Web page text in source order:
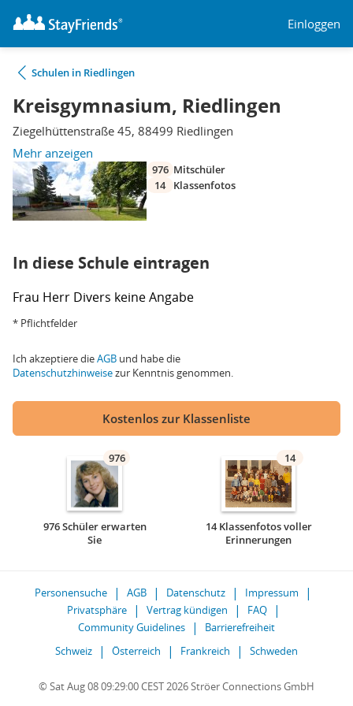
Einloggen
Schulen in Riedlingen
Kreisgymnasium, Riedlingen
Ziegelhüttenstraße 45, 88499 Riedlingen
Mehr anzeigen
976 Mitschüler
14
Klassenfotos
In diese Schule eintragen
Frau Herr Divers keine Angabe
* Pflichtfelder
Ich akzeptiere dieAGB und habe die
Datenschutzhinweisezur Kenntnis genommen.
Kostenlos zur Klassenliste
976
976 Schüler erwarten
Sie
14
14 Klassenfotos voller
Erinnerungen
Personensuche AGB Datenschutz
Impressum
Privatsphäre
Vertrag kündigen
FAQ
Community Guidelines
Barrierefreiheit
Schweiz
Österreich Frankreich Schweden
© Sat Aug 08 09:29:00 CEST 2026 Ströer Connections GmbH